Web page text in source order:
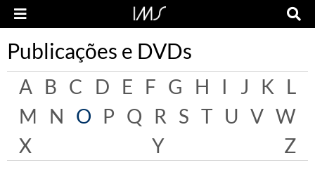
Publicações e DVDs
A B C D E F G H I J K L
M
N O P Q R S T U V W
X
Y Z